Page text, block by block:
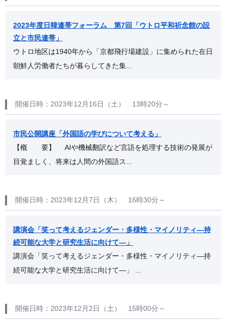
2023年度日韓連帯フォーラム 第7回「ウトロ平和祈念館の設
立と市民連帯」
ウトロ地区は1940年から「京都飛行場建設」に集められた在日
朝鮮人労働者たちが暮らしてきた集...
開催日時：2023年12月16日（土） 13時20分～
市民公開講座「外国語の学びについて考える」
【概 要】 AIや機械翻訳など言語を処理する技術の発展が
目覚ましく、将来は人間の外国語ス...
開催日時：2023年12月7日（木） 16時30分～
講演会「笑って考えるジェンダー・多様性・マイノリティ―持
続可能な大学と研究生活に向けて―」
講演会「笑って考えるジェンダー・多様性・マイノリティ―持
続可能な大学と研究生活に向けて―」 ...
開催日時：2023年12月2日（土） 15時00分～